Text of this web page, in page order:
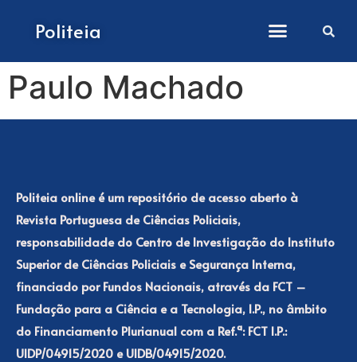
Politeia
Paulo Machado
Politeia online é um repositório de acesso aberto à
Revista Portuguesa de Ciências Policiais,
responsabilidade do Centro de Investigação do Instituto
Superior de Ciências Policiais e Segurança Interna,
financiado por Fundos Nacionais, através da FCT –
Fundação para a Ciência e a Tecnologia, I.P., no âmbito
do Financiamento Plurianual com a Ref.ª: FCT I.P.:
UIDP/04915/2020 e UIDB/04915/2020.